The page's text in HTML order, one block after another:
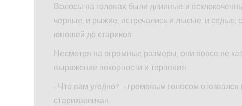
Волосы на головах были длинные и
черные, и рыжие, встречались и лысые, и седые;
юношей до стариков.
Несмотря на огромные размеры, они вовсе не
выражение покорности и терпения.
–Что вам угодно? – громовым голосом
стариквеликан.